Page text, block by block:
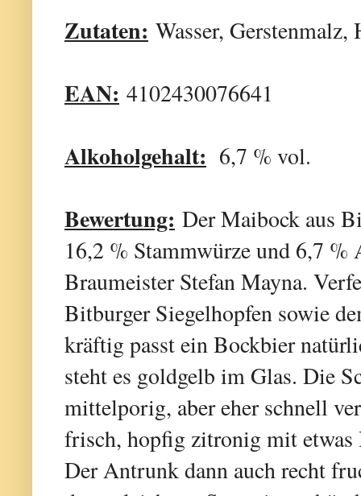
Zutaten: Wasser,
EAN: 4102430076641
Alkoholgehalt: 6,7 % vol.
Bewertung: Der Maibock aus
16,2 % Stammwürze und 6,7
Braumeister Stefan Mayna.
Bitburger Siegelhopfen sowie
kräftig passt ein Bockbier
steht es goldgelb im Glas. Die
mittelporig, aber eher schnell
frisch, hopfig zitronig mit
Der Antrunk dann auch recht